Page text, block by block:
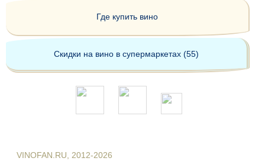
Где купить вино
Скидки на вино в супермаркетах (55)
VINOFAN.RU, 2012-2026